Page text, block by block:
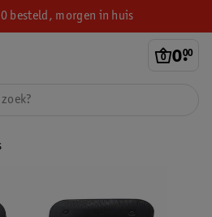
besteld, morgen in huis
0.
00